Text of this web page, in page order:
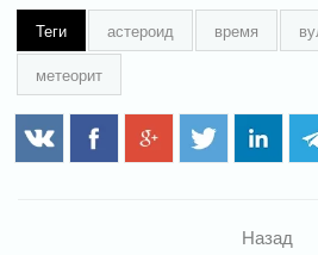
Теги астероид время
метеорит
Назад